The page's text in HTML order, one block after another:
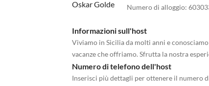
Numero di alloggio:
Informazioni sull'host
Viviamo in Sicilia da molti anni e
vacanze che offriamo. Sfrutta la nostra
Numero di telefono dell'host
Inserisci più dettagli per ottenere il numero